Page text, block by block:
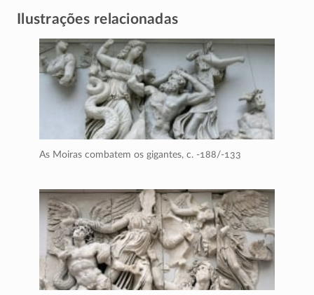
Ilustrações relacionadas
As Moiras combatem os gigantes, c. -188/-133